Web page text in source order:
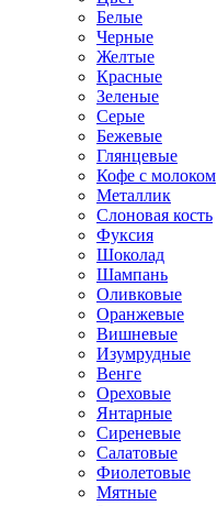
Белые
Черные
Желтые
Красные
Зеленые
Серые
Бежевые
Глянцевые
Кофе с молоком
Металлик
Слоновая кость
Фуксия
Шоколад
Шампань
Оливковые
Оранжевые
Вишневые
Изумрудные
Венге
Ореховые
Янтарные
Сиреневые
Салатовые
Фиолетовые
Мятные